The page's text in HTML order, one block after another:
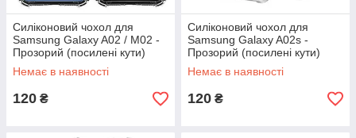
Силіконовий чохол для
Samsung Galaxy A02 / M02 -
Прозорий (посилені кути)
Немає в наявності
120 ₴
Силіконовий чохол для
Samsung Galaxy A02s -
Прозорий (посилені кути)
Немає в наявності
120 ₴